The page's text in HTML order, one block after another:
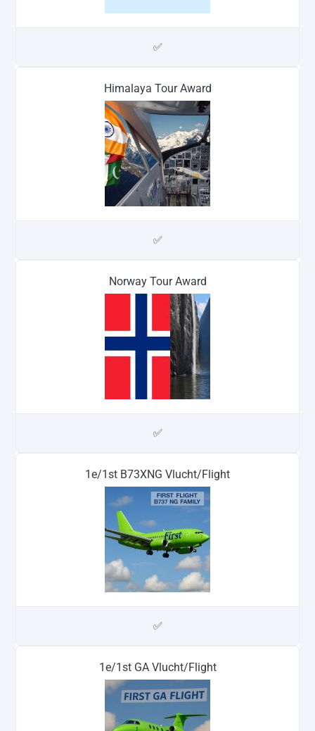
✅
Himalaya Tour Award
✅
Norway Tour Award
✅
1e/1st B73XNG Vlucht/Flight
✅
1e/1st GA Vlucht/Flight